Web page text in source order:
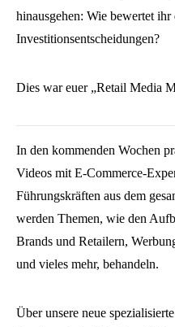
hinausgehen: Wie bewertet
Investitionsentscheidungen?
Dies war euer „Retail Media
In den kommenden Wochen
Videos mit E-Commerce-
Führungskräften aus dem
werden Themen, wie den
Brands und Retailern,
und vieles mehr, behandeln.
Über unsere neue